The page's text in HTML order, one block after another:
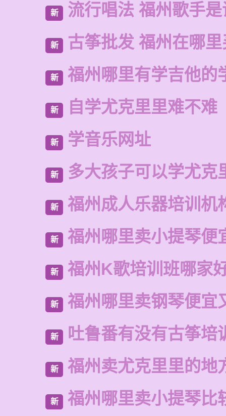
新 流行唱法 福州歌手
新 古筝批发 福州在哪
新 福州哪里有学吉他的
新 自学尤克里里难不难
新 学音乐网址
新 多大孩子可以学尤克
新 福州成人乐器培训机
新 福州哪里卖小提琴便
新 福州K歌培训班哪家
新 福州哪里卖钢琴便宜
新 吐鲁番有没有古筝培
新 福州卖尤克里里的地
新 福州哪里卖小提琴比